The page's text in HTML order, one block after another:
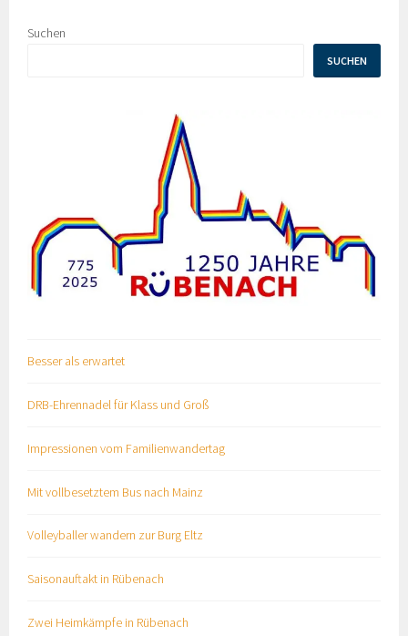
Suchen
SUCHEN
Besser als erwartet
DRB-Ehrennadel für Klass und Groß
Impressionen vom Familienwandertag
Mit vollbesetztem Bus nach Mainz
Volleyballer wandern zur Burg Eltz
Saisonauftakt in Rübenach
Zwei Heimkämpfe in Rübenach